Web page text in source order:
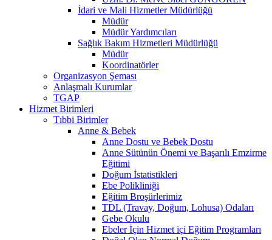
İdari ve Mali Hizmetler Müdürlüğü
Müdür
Müdür Yardımcıları
Sağlık Bakım Hizmetleri Müdürlüğü
Müdür
Koordinatörler
Organizasyon Şeması
Anlaşmalı Kurumlar
TGAP
Hizmet Birimleri
Tıbbi Birimler
Anne & Bebek
Anne Dostu ve Bebek Dostu
Anne Sütünün Önemi ve Başarılı Emzirme
Eğitimi
Doğum İstatistikleri
Ebe Polikliniği
Eğitim Broşürlerimiz
TDL (Travay, Doğum, Lohusa) Odaları
Gebe Okulu
Ebeler İçin Hizmet içi Eğitim Programları